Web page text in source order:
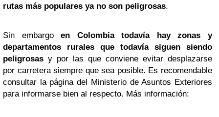
rutas más populares ya no son peligrosas.
Sin embargoen Colombia todavía hay zonas y
departamentos rurales que todavía siguen siendo
peligrosas y por las que conviene evitar desplazarse
por carretera siempre que sea posible. Es recomendable
consultar la página del Ministerio de Asuntos Exteriores
para informarse bien al respecto. Más información: